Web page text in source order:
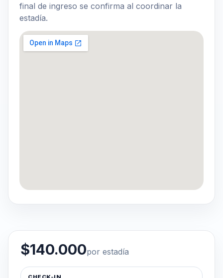
final de ingreso se confirma al coordinar la
estadía.
$140.000por estadía